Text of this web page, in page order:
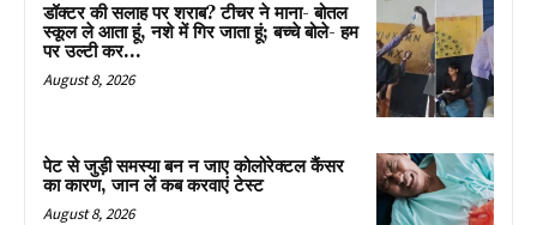
डॉक्टर की सलाह पर शराब? टीचर ने माना- बोतल
स्कूल ले आता हूं, नशे में गिर जाता हूं; बच्चे बोले- हम
पर उल्टी कर...
August 8, 2026
पेट से जुड़ी समस्या बन न जाए कोलोरेक्टल कैंसर
का कारण, जान लें कब करवाएं टेस्ट
August 8, 2026